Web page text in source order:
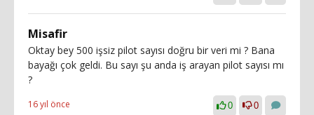
Misafir
Oktay bey 500 işsiz pilot sayısı doğru bir veri mi ? Bana
bayağı çok geldi. Bu sayı şu anda iş arayan pilot sayısı mı
?
16 yıl önce 0 0